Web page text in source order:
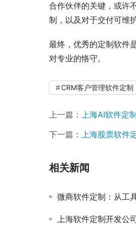
合作伙伴的关键，或许
制，以及对于交付可维
最终，优秀的定制软件
对专业的恪守。
CRM客户管理软件定制
上一篇： 上海AI软件定
下一篇： 上海股票软件
相关新闻
微商软件定制：从工
上海软件定制开发公司哪家好？